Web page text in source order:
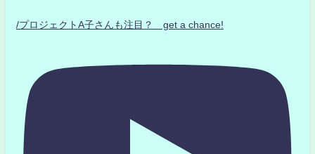
/プロジェクトA子さんも注目？ get a chance!